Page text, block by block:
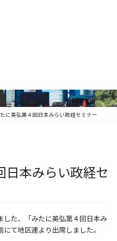
に英弘第４回日本みらい政経セミナー
日本みらい政経セ
した、「みたに英弘第４回日本み
て地区連より出席しました。